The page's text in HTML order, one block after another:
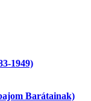
1949)
Barátainak)